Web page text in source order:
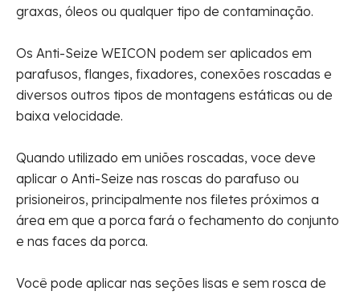
graxas, óleos ou qualquer tipo de contaminação.
Os Anti-Seize WEICON podem ser aplicados em
parafusos, flanges, fixadores, conexões roscadas e
diversos outros tipos de montagens estáticas ou de
baixa velocidade.
Quando utilizado em uniões roscadas, voce deve
aplicar o Anti-Seize nas roscas do parafuso ou
prisioneiros, principalmente nos filetes próximos a
área em que a porca fará o fechamento do conjunto
e nas faces da porca.
Você pode aplicar nas seções lisas e sem rosca de